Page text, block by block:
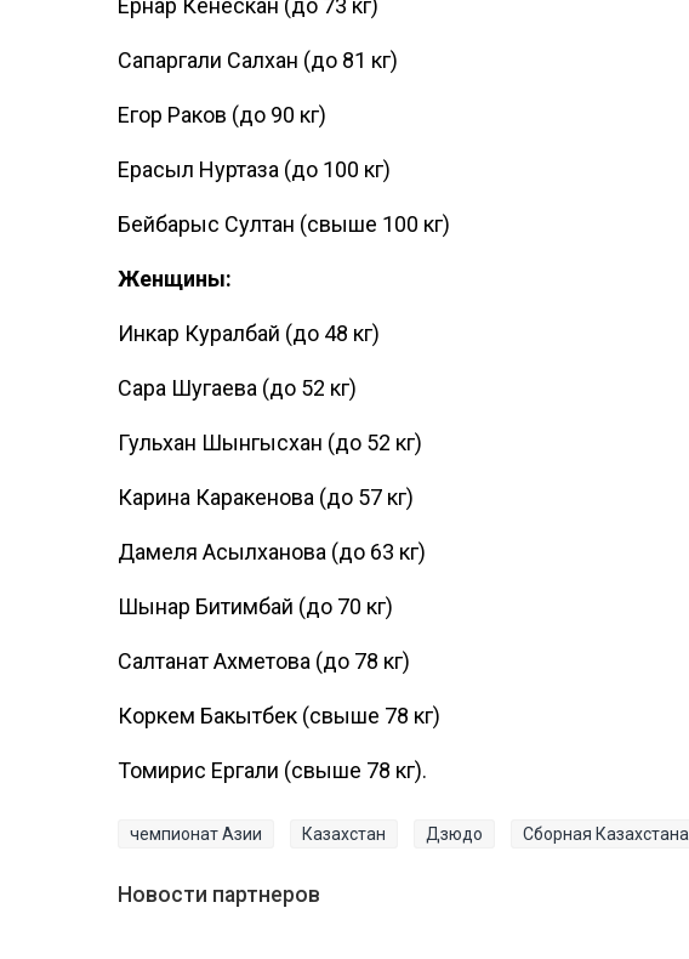
Ернар Кенескан (до 73 кг)
Сапаргали Салхан (до 81 кг)
Егор Раков (до 90 кг)
Ерасыл Нуртаза (до 100 кг)
Бейбарыс Султан (свыше 100 кг)
Женщины:
Инкар Куралбай (до 48 кг)
Сара Шугаева (до 52 кг)
Гульхан Шынгысхан (до 52 кг)
Карина Каракенова (до 57 кг)
Дамеля Асылханова (до 63 кг)
Шынар Битимбай (до 70 кг)
Салтанат Ахметова (до 78 кг)
Коркем Бакытбек (свыше 78 кг)
Томирис Ергали (свыше 78 кг).
чемпионат Азии Казахстан Дзюдо Сборная Казахстана
Новости партнеров